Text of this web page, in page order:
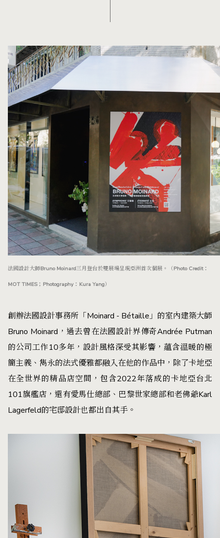
法國設計大師Bruno Moinard三月登台於雙展場呈現亞洲首次個展。（Photo Credit：
MOT TIMES；Photography：Kura Yang）
創辦法國設計事務所「Moinard - Bétaille」的室內建築大師
Bruno Moinard，過去曾在法國設計界傳奇Andrée Putman
的公司工作10多年，設計風格深受其影響，蘊含溫暖的極
簡主義、雋永的法式優雅都融入在他的作品中，除了卡地亞
在全世界的精品店空間，包含2022年落成的卡地亞台北
101旗艦店，還有愛馬仕總部、巴黎世家總部和老佛爺Karl
Lagerfeld的宅邸設計也都出自其手。